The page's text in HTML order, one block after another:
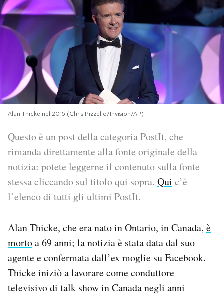
PODCAST
NEWSLETTER
I MIEI PREFERITI
SHOP
CALENDARIO
AREA PERSONALE
Regala il Post
Hai bisogno di aiuto?
Esci
Alan Thicke nel 2015 (Chris Pizzello/Invision/AP)
Questo è un post della categoria PostIt, che
rimanda direttamente alla fonte originale della
notizia: potete leggerne il contenuto sulla fonte
stessa cliccando sul titolo qui sopra. Qui c’è
l’elenco di tutti gli ultimi PostIt.
Alan Thicke, che era nato in Ontario, in Canada, è
mortoa 69 anni; la notizia è stata data dal suo
agente e confermata dall’ex moglie su Facebook.
Thicke iniziò a lavorare come conduttore
televisivo di talk show in Canada negli anni